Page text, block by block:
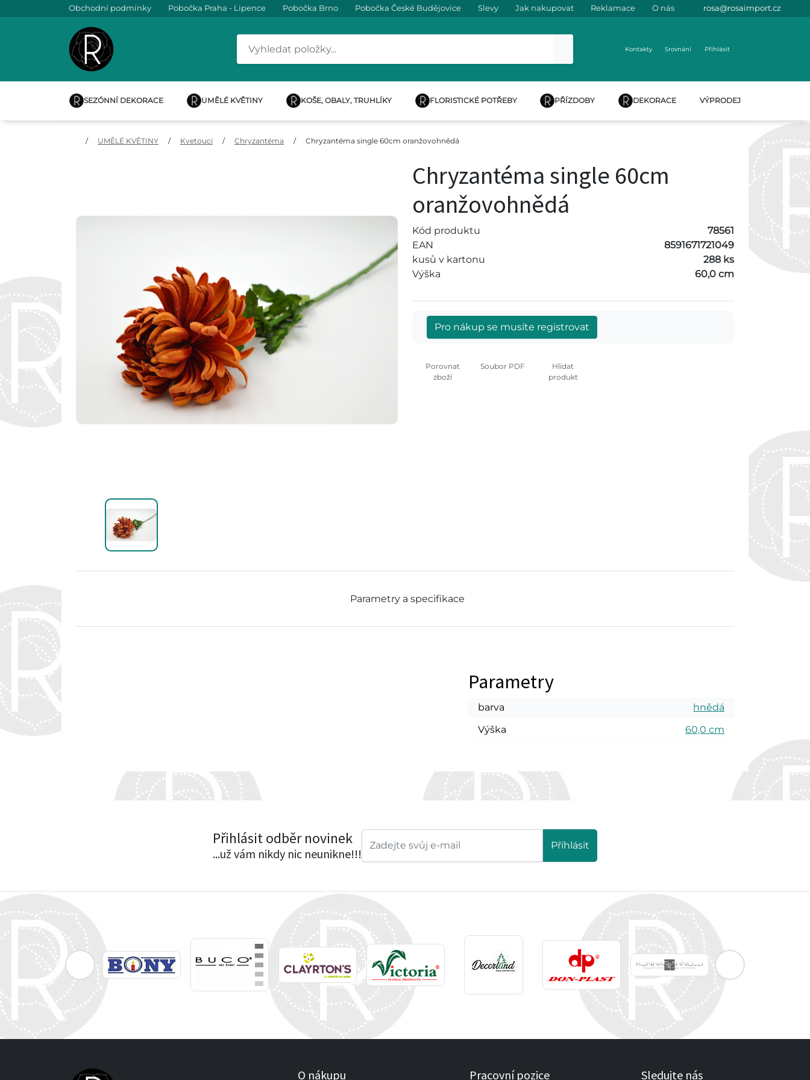
Obchodní podmínky Pobočka Praha - Lipence Pobočka Brno Pobočka České Budějovice Slevy Jak nakupovat Reklamace O nás rosa@rosaimport.cz
Kontakty Srovnání Přihlásit
SEZÓNNÍ DEKORACE UMĚLÉ KVĚTINY KOŠE, OBALY, TRUHLÍKY FLORISTICKÉ POTŘEBY PŘÍZDOBY DEKORACE VÝPRODEJ
/ UMĚLÉ KVĚTINY / Kvetoucí / Chryzantéma / Chryzantéma single 60cm oranžovohnědá
Chryzantéma single 60cm
oranžovohnědá
Kód produktu
78561
EAN
8591671721049
kusů v kartonu
288 ks
Výška
60,0 cm
Pro nákup se musíte registrovat
Porovnat
zboží
Soubor PDF
Hlídat
produkt
Parametry a specifikace
Parametry
barva
hnědá
Výška
60,0 cm
Přihlásit odběr novinek
...už vám nikdy nic neunikne!!!
Příhlásit
O nákupu Pracovní pozice Sledujte nás